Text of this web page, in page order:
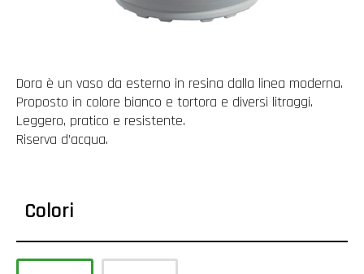
Dora è un vaso da esterno in resina dalla linea moderna.
Proposto in colore bianco e tortora e diversi litraggi.
Leggero, pratico e resistente.
Riserva d’acqua.
Colori